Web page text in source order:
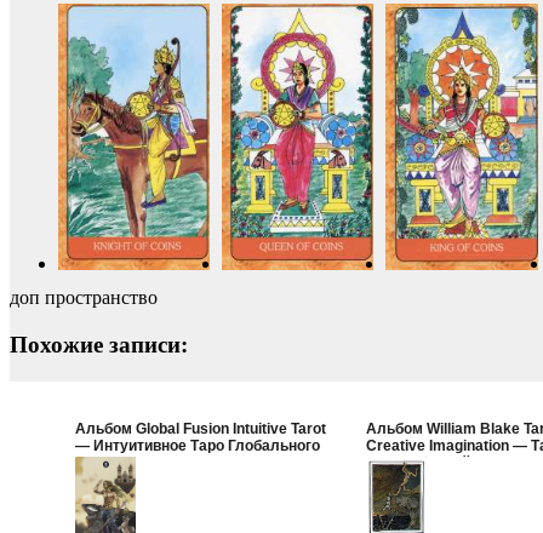
доп пространство
Похожие записи:
Альбом Global Fusion Intuitive Tarot
— Интуитивное Таро Глобального
Слияния
Альбом William Blake
Creative Imagination —
Уильяма Блейка (Таро
Воображения)